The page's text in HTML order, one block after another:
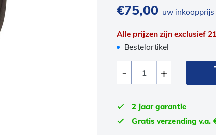
€75,00 uw inkoopprijs
Alle prijzen zijn exclusief
Bestelartikel
2 jaar garantie
Gratis verzending v.a.